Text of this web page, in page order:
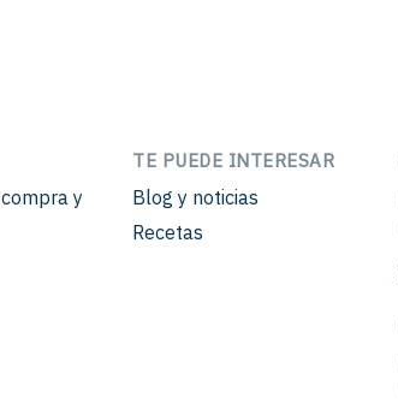
y
TE PUEDE INTERESAR
Blog y noticias
Recetas